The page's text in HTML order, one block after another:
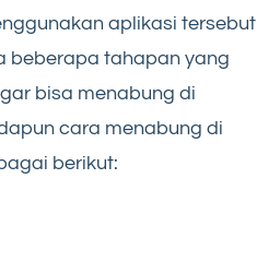
aplikasi tersebut
beberapa tahapan yang
bisa menabung di
cara menabung di
berikut: